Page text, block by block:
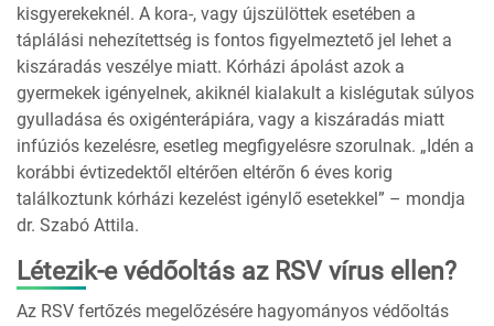
kisgyerekeknél. A kora-, vagy újszülöttek esetében a
táplálási nehezítettség is fontos figyelmeztető jel lehet a
kiszáradás veszélye miatt. Kórházi ápolást azok a
gyermekek igényelnek, akiknél kialakult a kislégutak súlyos
gyulladása és oxigénterápiára, vagy a kiszáradás miatt
infúziós kezelésre, esetleg megfigyelésre szorulnak. „Idén a
korábbi évtizedektől eltérően eltérőn 6 éves korig
találkoztunk kórházi kezelést igénylő esetekkel” – mondja
dr. Szabó Attila.
Létezik-e védőoltás az RSV vírus ellen?
Az RSV fertőzés megelőzésére hagyományos védőoltás